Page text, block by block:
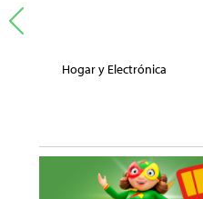
Hogar y Electrónica